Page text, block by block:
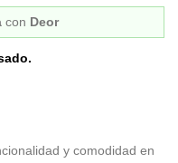
con Deor
y comodidad en